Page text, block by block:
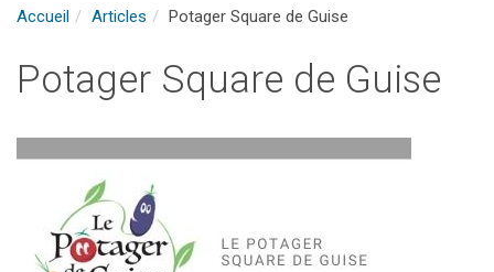
Accueil Articles Potager Square de Guise
Potager Square de Guise